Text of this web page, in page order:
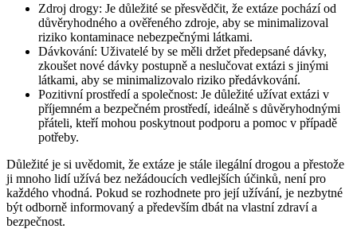
Zdroj drogy: Je důležité se přesvědčit, že extáze pochází od
důvěryhodného a ověřeného zdroje, aby se minimalizoval
riziko kontaminace nebezpečnými látkami.
Dávkování: Uživatelé by se měli držet předepsané dávky,
zkoušet nové dávky postupně a neslučovat extázi s jinými
látkami, aby se minimalizovalo riziko předávkování.
Pozitivní prostředí a společnost: Je důležité užívat extázi v
příjemném a bezpečném prostředí, ideálně s důvěryhodnými
přáteli, kteří mohou poskytnout podporu a pomoc v případě
potřeby.
Důležité je si uvědomit, že extáze je stále ilegální drogou a přestože
ji mnoho lidí užívá bez nežádoucích vedlejších účinků, není pro
každého vhodná. Pokud se rozhodnete pro její užívání, je nezbytné
být odborně informovaný a především dbát na vlastní zdraví a
bezpečnost.